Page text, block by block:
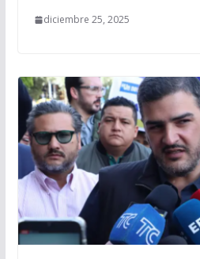
diciembre 25, 2025